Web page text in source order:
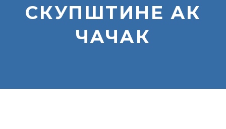
СКУПШТИНЕ АК
ЧАЧАК